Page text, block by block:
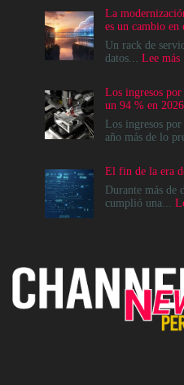
La
es un cambio
Un rack de
datos... Lee más:
Los ingresos por
un 94 % en 2026
Los ingresos por
año más de lo
El fin de la era
Durante más de
cumplió una...